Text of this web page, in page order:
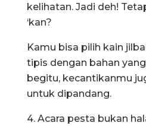
kelihatan. Jadi deh!
‘kan?
Kamu bisa pilih kain
tipis dengan bahan
begitu, kecantikanmu
untuk dipandang.
4. Acara pesta bukan